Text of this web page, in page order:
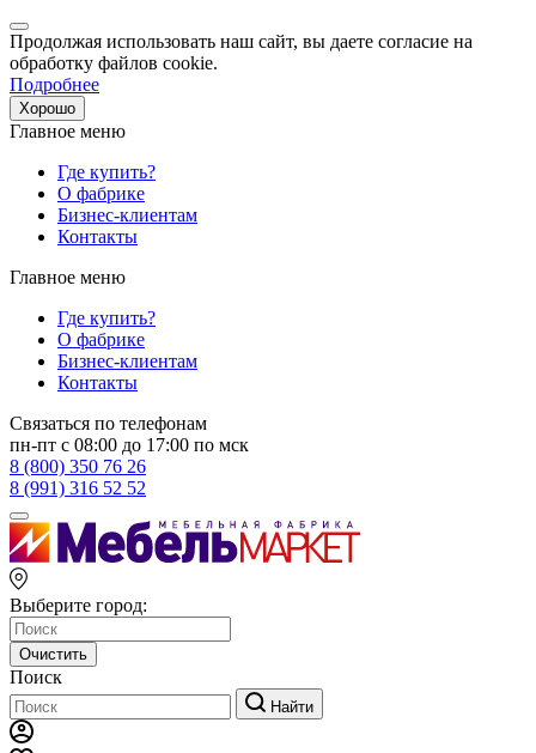
Продолжая использовать наш сайт, вы даете согласие на
обработку файлов cookie.
Подробнее
Хорошо
Главное меню
Где купить?
О фабрике
Бизнес-клиентам
Контакты
Главное меню
Где купить?
О фабрике
Бизнес-клиентам
Контакты
Связаться по телефонам
пн-пт с 08:00 до 17:00 по мск
8 (800) 350 76 26
8 (991) 316 52 52
Выберите город:
Очистить
Поиск
Найти